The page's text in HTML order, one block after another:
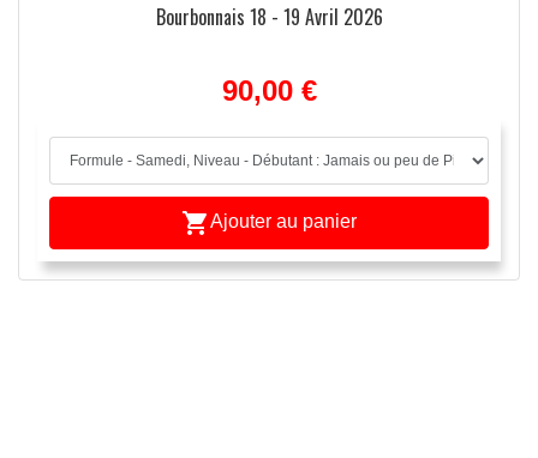
Bourbonnais 18 - 19 Avril 2026
90,00 €
Ajouter au panier